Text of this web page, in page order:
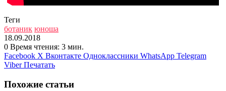
Теги
ботаник юноша
18.09.2018
0 Время чтения: 3 мин.
Facebook X Вконтакте Одноклассники WhatsApp Telegram
Viber Печатать
Похожие статьи